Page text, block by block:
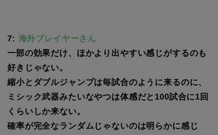
7: 海外プレイヤーさん
一部の効果だけ、ほかより出やすい感じがするのも
好きじゃない。
縮小とダブルジャンプは毎試合のように来るのに、
ミシック武器みたいなやつは体感だと100試合に1回
くらいしか来ない。
確率が完全なランダムじゃないのは明らかに感じ